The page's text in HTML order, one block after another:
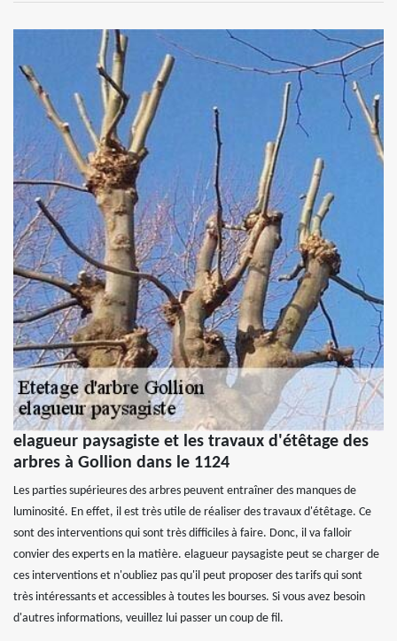
elagueur paysagiste et les travaux d'étêtage des
arbres à Gollion dans le 1124
Les parties supérieures des arbres peuvent entraîner des manques de
luminosité. En effet, il est très utile de réaliser des travaux d'étêtage. Ce
sont des interventions qui sont très difficiles à faire. Donc, il va falloir
convier des experts en la matière. elagueur paysagiste peut se charger de
ces interventions et n'oubliez pas qu'il peut proposer des tarifs qui sont
très intéressants et accessibles à toutes les bourses. Si vous avez besoin
d'autres informations, veuillez lui passer un coup de fil.